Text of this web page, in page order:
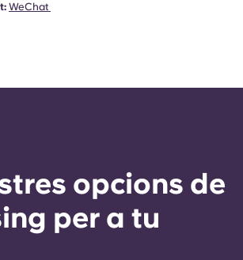
WeChat
opcions de
per a tu